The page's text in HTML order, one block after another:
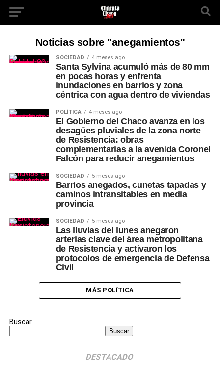
Noticias sobre "anegamientos"
SOCIEDAD 4 meses ago
Santa Sylvina acumuló más de 80 mm
en pocas horas y enfrenta
inundaciones en barrios y zona
céntrica con agua dentro de viviendas
POLÍTICA 4 meses ago
El Gobierno del Chaco avanza en los
desagües pluviales de la zona norte
de Resistencia: obras
complementarias a la avenida Coronel
Falcón para reducir anegamientos
SOCIEDAD 5 meses ago
Barrios anegados, cunetas tapadas y
caminos intransitables en media
provincia
SOCIEDAD 5 meses ago
Las lluvias del lunes anegaron
arterias clave del área metropolitana
de Resistencia y activaron los
protocolos de emergencia de Defensa
Civil
MÁS POLÍTICA
Buscar
Buscar
DESTACADO